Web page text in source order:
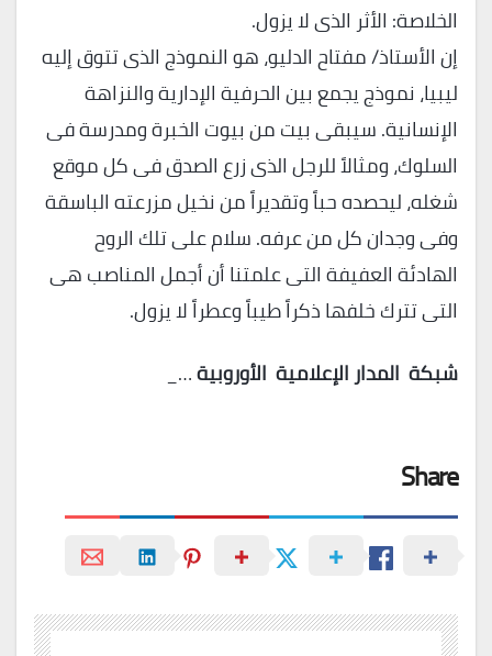
الخلاصة: الأثر الذى لا يزول.
إن الأستاذ/ مفتاح الدليو، هو النموذج الذى تتوق إليه
ليبيا، نموذج يجمع بين الحرفية الإدارية والنزاهة
الإنسانية. سيبقى بيت من بيوت الخبرة ومدرسة فى
السلوك، ومثالاً للرجل الذى زرع الصدق فى كل موقع
شغله، ليحصده حباً وتقديراً من نخيل مزرعته الباسقة
وفى وجدان كل من عرفه. سلام على تلك الروح
الهادئة العفيفة التى علمتنا أن أجمل المناصب هى
التى تترك خلفها ذكراً طيباً وعطراً لا يزول.
شبكة المدار الإعلامية الأوروبية…_
Share